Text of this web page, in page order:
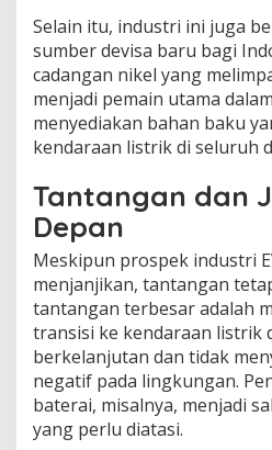
Selain itu, industri ini juga
sumber devisa baru bagi
cadangan nikel yang
menjadi pemain utama
menyediakan bahan baku
kendaraan listrik di seluruh
Tantangan dan
Depan
Meskipun prospek industri
menjanjikan, tantangan
tantangan terbesar adalah
transisi ke kendaraan listrik
berkelanjutan dan tidak
negatif pada lingkungan.
baterai, misalnya, menjadi
yang perlu diatasi.